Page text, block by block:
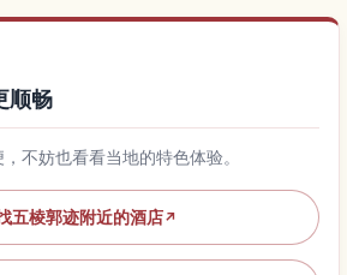
顺畅
不妨也看看当地的特色体验。
五棱郭迹附近的酒店↗